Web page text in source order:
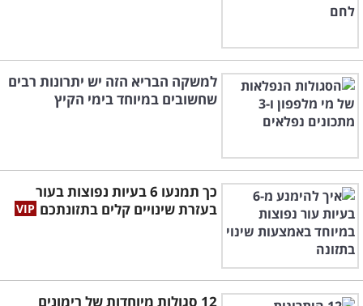
למשקה הבריא הזה יש יתרונות רבים
שחשובים במיוחד בימי הקיץ
כך תמנעו 6 בעיות נפוצות בעור
בעזרת שינויים קלים בתזונתכם
12 סגולות מיוחדות של רימונים